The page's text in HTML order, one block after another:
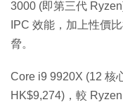
3000 (即第三代
IPC 效能，加上性價
脅。
Core i9 9920X (12 核
HK$9,274)，較